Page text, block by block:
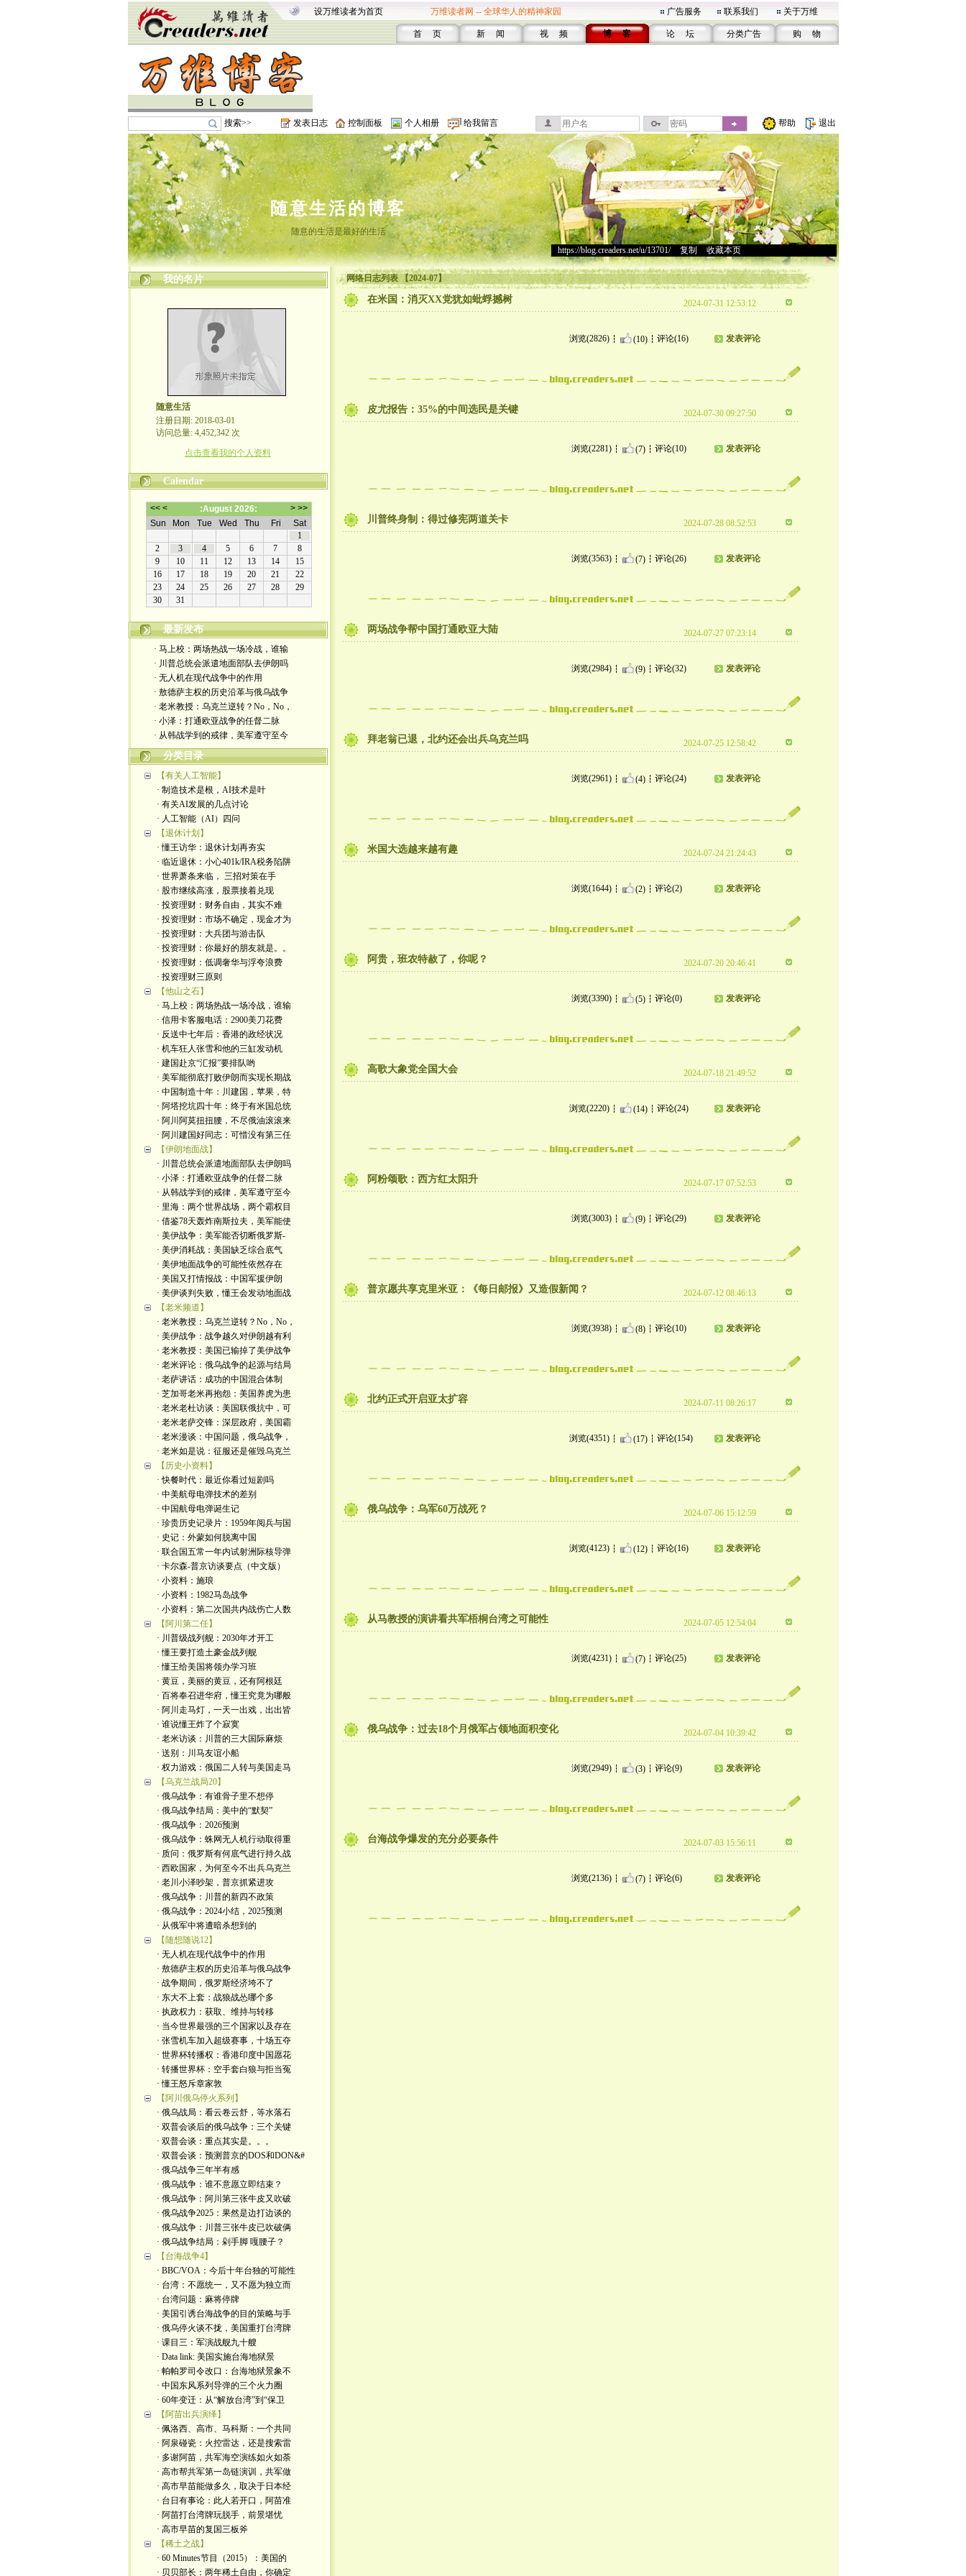
设万维读者为首页 万维读者网 -- 全球华人的精神家园 广告服务 联系我们 关于万维
首 页 新 闻 视 频 博 客 论 坛 分类广告 购 物
搜索>> 发表日志 控制面板 个人相册 给我留言 帮助 退出
随意生活的博客
随意的生活是最好的生活
https://blog.creaders.net/u/13701/> 复制 收藏本页
我的名片
随意生活
注册日期: 2018-03-01
访问总量: 4,452,342 次
点击查看我的个人资料
Calendar
最新发布
· 马上校：两场热战一场冷战，谁输
· 川普总统会派遣地面部队去伊朗吗
· 无人机在现代战争中的作用
· 敖德萨主权的历史沿革与俄乌战争
· 老米教授：乌克兰逆转？No，No，
· 小泽：打通欧亚战争的任督二脉
· 从韩战学到的戒律，美军遵守至今
分类目录
【有关人工智能】
· 制造技术是根，AI技术是叶
· 有关AI发展的几点讨论
· 人工智能（AI）四问
【退休计划】
· 懂王访华：退休计划再夯实
· 临近退休：小心401k/IRA税务陷阱
· 世界萧条来临， 三招对策在手
· 股市继续高涨，股票接着兑现
· 投资理财：财务自由，其实不难
· 投资理财：市场不确定，现金才为
· 投资理财：大兵团与游击队
· 投资理财：你最好的朋友就是。。
· 投资理财：低调奢华与浮夸浪费
· 投资理财三原则
【他山之石】
· 马上校：两场热战一场冷战，谁输
· 信用卡客服电话：2900美刀花费
· 反送中七年后：香港的政经状况
· 机车狂人张雪和他的三缸发动机
· 建国赴京“汇报”要排队哟
· 美军能彻底打败伊朗而实现长期战
· 中国制造十年：川建国，苹果，特
· 阿塔挖坑四十年：终于有米国总统
· 阿川阿莫扭扭腰，不尽俄油滚滚来
· 阿川建国好同志：可惜没有第三任
【伊朗地面战】
· 川普总统会派遣地面部队去伊朗吗
· 小泽：打通欧亚战争的任督二脉
· 从韩战学到的戒律，美军遵守至今
· 里海：两个世界战场，两个霸权目
· 借鉴78天轰炸南斯拉夫，美军能使
· 美伊战争：美军能否切断俄罗斯-
· 美伊消耗战：美国缺乏综合底气
· 美伊地面战争的可能性依然存在
· 美国又打情报战：中国军援伊朗
· 美伊谈判失败，懂王会发动地面战
【老米频道】
· 老米教授：乌克兰逆转？No，No，
· 美伊战争：战争越久对伊朗越有利
· 老米教授：美国已输掉了美伊战争
· 老米评论：俄乌战争的起源与结局
· 老萨讲话：成功的中国混合体制
· 芝加哥老米再抱怨：美国养虎为患
· 老米老杜访谈：美国联俄抗中，可
· 老米老萨交锋：深层政府，美国霸
· 老米漫谈：中国问题，俄乌战争，
· 老米如是说：征服还是催毁乌克兰
【历史小资料】
· 快餐时代：最近你看过短剧吗
· 中美航母电弹技术的差别
· 中国航母电弹诞生记
· 珍贵历史记录片：1959年阅兵与国
· 史记：外蒙如何脱离中国
· 联合国五常一年内试射洲际核导弹
· 卡尔森-普京访谈要点（中文版）
· 小资料：施琅
· 小资料：1982马岛战争
· 小资料：第二次国共内战伤亡人数
【阿川第二任】
· 川普级战列舰：2030年才开工
· 懂王要打造土豪金战列舰
· 懂王给美国将领办学习班
· 黄豆，美丽的黄豆，还有阿根廷
· 百将奉召进华府，懂王究竟为哪般
· 阿川走马灯，一天一出戏，出出皆
· 谁说懂王炸了个寂寞
· 老米访谈：川普的三大国际麻烦
· 送别：川马友谊小船
· 权力游戏：俄国二人转与美国走马
【乌克兰战局20】
· 俄乌战争：有谁骨子里不想停
· 俄乌战争结局：美中的“默契”
· 俄乌战争：2026预测
· 俄乌战争：蛛网无人机行动取得重
· 质问：俄罗斯有何底气进行持久战
· 西欧国家，为何至今不出兵乌克兰
· 老川小泽吵架，普京抓紧进攻
· 俄乌战争：川普的新四不政策
· 俄乌战争：2024小结，2025预测
· 从俄军中将遭暗杀想到的
【随想随说12】
· 无人机在现代战争中的作用
· 敖德萨主权的历史沿革与俄乌战争
· 战争期间，俄罗斯经济垮不了
· 东大不上套：战狼战怂哪个多
· 执政权力：获取、维持与转移
· 当今世界最强的三个国家以及存在
· 张雪机车加入超级赛事，十场五夺
· 世界杯转播权：香港印度中国愿花
· 转播世界杯：空手套白狼与拒当冤
· 懂王怒斥章家敦
【阿川俄乌停火系列】
· 俄乌战局：看云卷云舒，等水落石
· 双普会谈后的俄乌战争：三个关键
· 双普会谈：重点其实是。。。
· 双普会谈：预测普京的DOS和DON&#
· 俄乌战争三年半有感
· 俄乌战争：谁不意愿立即结束？
· 俄乌战争：阿川第三张牛皮又吹破
· 俄乌战争2025：果然是边打边谈的
· 俄乌战争：川普三张牛皮已吹破俩
· 俄乌战争结局：剁手脚 嘎腰子？
【台海战争4】
· BBC/VOA：今后十年台独的可能性
· 台湾：不愿统一，又不愿为独立而
· 台湾问题：麻将停牌
· 美国引诱台海战争的目的策略与手
· 俄乌停火谈不拢，美国重打台湾牌
· 课目三：军演战舰九十艘
· Data link: 美国实施台海地狱景
· 帕帕罗司令改口：台海地狱景象不
· 中国东风系列导弹的三个火力圈
· 60年变迁：从“解放台湾”到“保卫
【阿苗出兵演绎】
· 佩洛西、高市、马科斯：一个共同
· 阿泉碰瓷：火控雷达，还是搜索雷
· 多谢阿苗，共军海空演练如火如荼
· 高市帮共军第一岛链演训，共军做
· 高市早苗能做多久，取决于日本经
· 台日有事论：此人若开口，阿苗准
· 阿苗打台湾牌玩脱手，前景堪忧
· 高市早苗的复国三板斧
【稀土之战】
· 60 Minutes节目（2015）：美国的
· 贝贝部长：两年稀土自由，你确定
网络日志列表 【2024-07】
在米国：消灭XX党犹如蚍蜉撼树 2024-07-31 12:53:12
浏览(2826) (10) 评论(16) 发表评论
皮尤报告：35%的中间选民是关键 2024-07-30 09:27:50
浏览(2281) (7) 评论(10) 发表评论
川普终身制：得过修宪两道关卡 2024-07-28 08:52:53
浏览(3563) (7) 评论(26) 发表评论
两场战争帮中国打通欧亚大陆 2024-07-27 07:23:14
浏览(2984) (9) 评论(32) 发表评论
拜老翁已退，北约还会出兵乌克兰吗 2024-07-25 12:58:42
浏览(2961) (4) 评论(24) 发表评论
米国大选越来越有趣 2024-07-24 21:24:43
浏览(1644) (2) 评论(2) 发表评论
阿贵，班农特赦了，你呢？ 2024-07-20 20:46:41
浏览(3390) (5) 评论(0) 发表评论
高歌大象党全国大会 2024-07-18 21:49:52
浏览(2220) (14) 评论(24) 发表评论
阿粉颂歌：西方红太阳升 2024-07-17 07:52:53
浏览(3003) (9) 评论(29) 发表评论
普京愿共享克里米亚：《每日邮报》又造假新闻？ 2024-07-12 08:46:13
浏览(3938) (8) 评论(10) 发表评论
北约正式开启亚太扩容 2024-07-11 08:26:17
浏览(4351) (17) 评论(154) 发表评论
俄乌战争：乌军60万战死？ 2024-07-06 15:12:59
浏览(4123) (12) 评论(16) 发表评论
从马教授的演讲看共军梧桐台湾之可能性 2024-07-05 12:54:04
浏览(4231) (7) 评论(25) 发表评论
俄乌战争：过去18个月俄军占领地面积变化 2024-07-04 10:39:42
浏览(2949) (3) 评论(9) 发表评论
台海战争爆发的充分必要条件 2024-07-03 15:56:11
浏览(2136) (7) 评论(6) 发表评论